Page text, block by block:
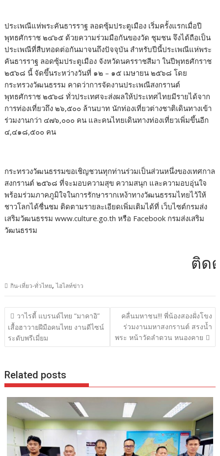
ประเพณีแห่พระคันธารราฐ ลอดซุ้มประตูเมือง เริ่มครั้งแรกเมื่อปี
พุทธศักราช ๒๔๖๕ ด้วยความร่วมมือกันของวัด ชุมชน จึงได้ถือเป็น
ประเพณีที่สืบทอดต่อกันมาจนถึงปัจจุบัน สำหรับปีนี้ประเพณีแห่พระ
คันธารราฐ ลอดซุ้มประตูเมือง จังหวัดนครราชสีมา ในปีพุทธศักราช
๒๕๖๘ นี้ จัดขึ้นระหว่างวันที่ ๑๒ – ๑๕ เมษายน ๒๕๖๘ โดย
กระทรวงวัฒนธรรม คาดว่าการจัดงานประเพณีสงกรานต์
พุทธศักราช ๒๕๖๘ ทั่วประเทศจะส่งผลให้ประเทศไทยมีรายได้จาก
การท่องเที่ยวถึง ๒๖,๕๐๐ ล้านบาท นักท่องเที่ยวต่างชาติเดินทางเข้า
ร่วมงานกว่า ๔๗๖,๐๐๐ คน และคนไทยเดินทางท่องเที่ยวเพิ่มขึ้นอีก
๔,๔๑๘,๕๐๐ คน
กระทรวงวัฒนธรรมขอเชิญชวนทุกท่านร่วมเป็นส่วนหนึ่งของเทศกาล
สงกรานต์ ๒๕๖๘ ที่จะมอบความสุข ความสนุก และความอบอุ่นใจ
พร้อมร่วมภาคภูมิใจในการรักษารากเหง้าทางวัฒนธรรมไทยไว้ให้
ชาวโลกได้ชื่นชม ติดตามรายละเอียดเพิ่มเติมได้ที่ เว็บไซต์กรมส่ง
เสริมวัฒนธรรม www.culture.go.th หรือ Facebook กรมส่งเสริม
วัฒนธรรม
ติดต่อ
กิน-เที่ยว-ทั่วไทย,ไฮไลท์ข่าว
แนะแนว
เรื่อง
วาไรตี้ แบรนด์ไทย “มาคาอิ”
เสื้อฮาวายฝีมือคนไทย งานดีไซน์
ระดับพรีเมี่ยม
คลื่นมหาชน!!! พี่น้องสองฝั่งโขง
ร่วมงานมหาสงกรานต์ สรงน้ำ
พระ หน้าวัดลำดวน หนองคาย
Related posts